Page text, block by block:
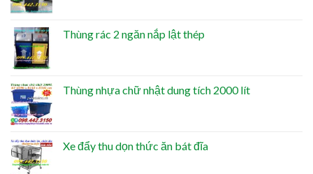
Thùng rác 2 ngăn nắp lật thép
Thùng nhựa chữ nhật dung tích 2000 lít
Xe đẩy thu dọn thức ăn bát đĩa